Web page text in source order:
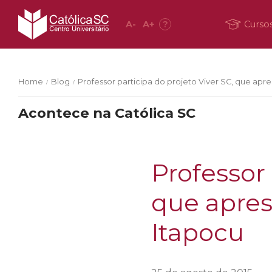
A- A+ ?
Home / Blog / Professor participa do projeto Viver SC, que
Acontece na Católica SC
que
Itapocu